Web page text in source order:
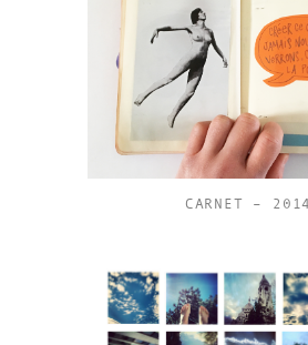
CARNET – 2014